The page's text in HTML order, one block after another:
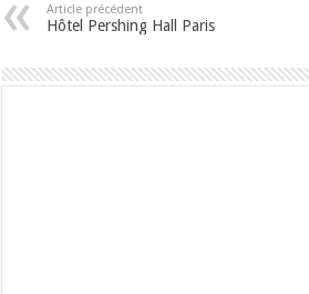
Article précédent
Hôtel Pershing Hall Paris